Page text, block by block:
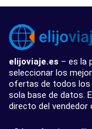
elijoviaje.es – es la
seleccionar los
ofertas de todos los
sola base de datos.
directo del vendedor